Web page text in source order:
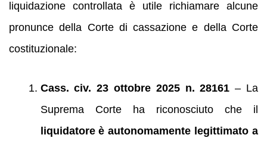
liquidazione controllata è utile richiamare alcune
pronunce della Corte di cassazione e della Corte
costituzionale:
Cass. civ. 23 ottobre 2025 n. 28161 – La
Suprema Corte ha riconosciuto che il
liquidatore è autonomamente legittimato a